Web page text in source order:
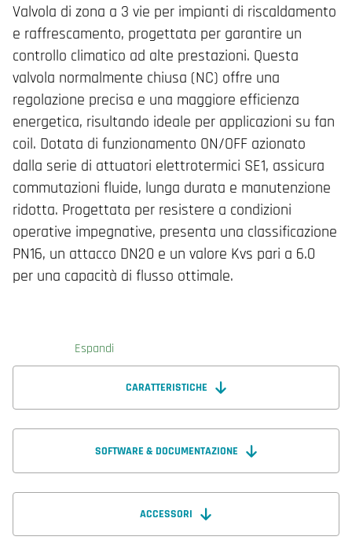
Valvola di zona a 3 vie per impianti di riscaldamento
e raffrescamento, progettata per garantire un
controllo climatico ad alte prestazioni. Questa
valvola normalmente chiusa (NC) offre una
regolazione precisa e una maggiore efficienza
energetica, risultando ideale per applicazioni su fan
coil. Dotata di funzionamento ON/OFF azionato
dalla serie di attuatori elettrotermici SE1, assicura
commutazioni fluide, lunga durata e manutenzione
ridotta. Progettata per resistere a condizioni
operative impegnative, presenta una classificazione
PN16, un attacco DN20 e un valore Kvs pari a 6.0
per una capacità di flusso ottimale.
Espandi
CARATTERISTICHE
SOFTWARE & DOCUMENTAZIONE
ACCESSORI